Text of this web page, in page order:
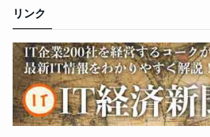
リンク